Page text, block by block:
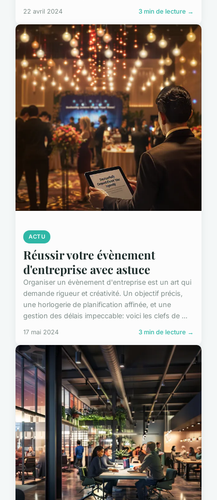
22 avril 2024 3 min de lecture →
ACTU
Réussir votre évènement
d'entreprise avec astuce
Organiser un évènement d'entreprise est un art qui
demande rigueur et créativité. Un objectif précis,
une horlogerie de planification affinée, et une
gestion des délais impeccable: voici les clefs de ...
17 mai 2024 3 min de lecture →